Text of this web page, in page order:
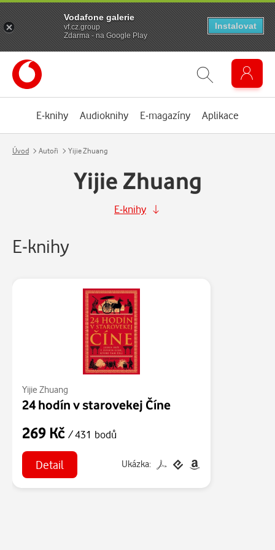
E-knihy Audioknihy E-magazíny Aplikace
Úvod Autoři Yijie Zhuang
Yijie Zhuang
E-knihy
E-knihy
Yijie Zhuang
24 hodín v starovekej Číne
269 Kč / 431 bodů
Detail Ukázka:
Vodafone galerie
vf.cz.group
Zdarma - na Google Play
Instalovat